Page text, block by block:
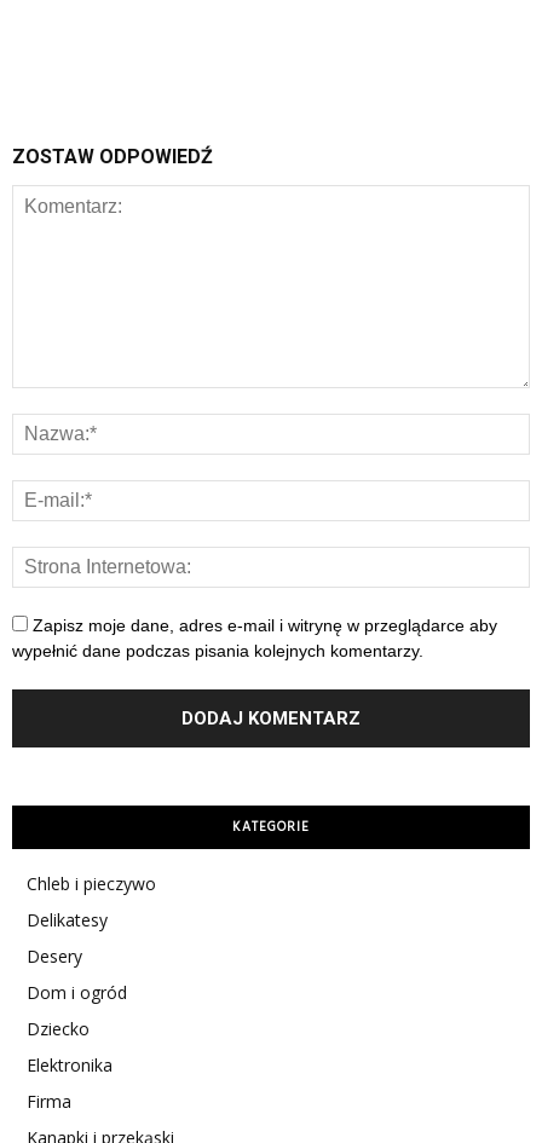
ZOSTAW ODPOWIEDŹ
Zapisz moje dane, adres e-mail i witrynę w przeglądarce aby
wypełnić dane podczas pisania kolejnych komentarzy.
KATEGORIE
Chleb i pieczywo
Delikatesy
Desery
Dom i ogród
Dziecko
Elektronika
Firma
Kanapki i przekąski